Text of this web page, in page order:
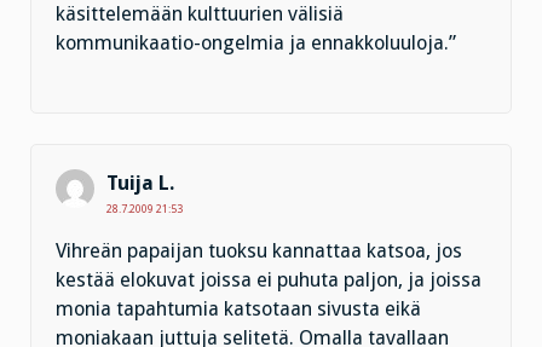
käsittelemään kulttuurien välisiä
kommunikaatio-ongelmia ja ennakkoluuloja.”
Tuija L.
28.7.2009 21:53
Vihreän papaijan tuoksu kannattaa katsoa, jos
kestää elokuvat joissa ei puhuta paljon, ja joissa
monia tapahtumia katsotaan sivusta eikä
moniakaan juttuja selitetä. Omalla tavallaan